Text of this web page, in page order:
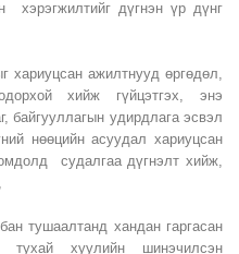
хэрэгжилтийг дүгнэн үр дүнг
хариуцсан ажилтнууд өргөдөл,
хийж гүйцэтгэх, энэ
байгууллагын удирдлага эсвэл
нөөцийн асуудал хариуцсан
судалгаа дүгнэлт хийж,
тушаалтанд хандан гаргасан
тухай хуулийн шинэчилсэн